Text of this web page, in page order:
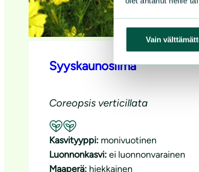
Vain
Syyskaunosilmä
Coreopsis verticillata
Suositeltavuus: Hyvä pölyttäjäkasvi
Kasvityyppi: monivuotinen
Luonnonkasvi: ei luonnonvarainen
Maaperä: hiekkainen